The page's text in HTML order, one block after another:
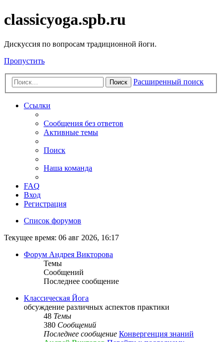
classicyoga.spb.ru
Дискуссия по вопросам традиционной йоги.
Пропустить
Поиск Расширенный поиск
Ссылки
Сообщения без ответов
Активные темы
Поиск
Наша команда
FAQ
Вход
Регистрация
Список форумов
Текущее время: 06 авг 2026, 16:17
Форум Андрея Викторова
Темы
Сообщений
Последнее сообщение
Классическая Йога
обсуждение различных аспектов практики
48 Темы
380 Сообщений
Последнее сообщение Конвергенция знаний